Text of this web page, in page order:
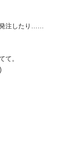
発注したり……
て。